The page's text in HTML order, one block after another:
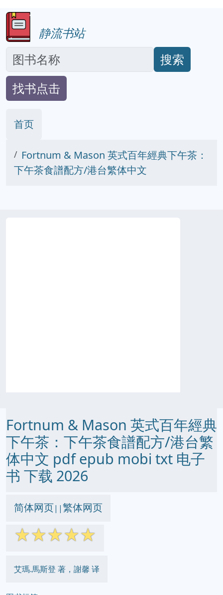
静流书站
搜索
找书点击
首页
Fortnum & Mason 英式百年經典下午茶：
下午茶食譜配方/港台繁体中文
Fortnum & Mason 英式百年經典
下午茶：下午茶食譜配方/港台繁
体中文 pdf epub mobi txt 电子
书 下载 2026
简体网页||繁体网页
☆☆☆☆☆
艾瑪.馬斯登 著，謝馨 译